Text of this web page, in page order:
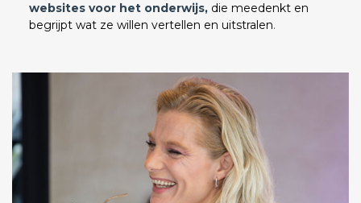
websites voor het onderwijs, die meedenkt en
begrijpt wat ze willen vertellen en uitstralen.